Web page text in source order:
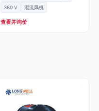
380 V
混流风机
查看并询价